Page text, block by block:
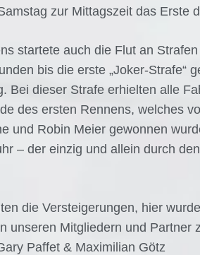
zur Mittagszeit das Erste
startete auch die Flut an
bis die erste „Joker-Strafe“
Bei dieser Strafe erhielten alle
des ersten Rennens, welches
und Robin Meier gewonnen
– der einzig und allein durch
die Versteigerungen, hier
unseren Mitgliedern und Partner
Paffet & Maximilian Götz